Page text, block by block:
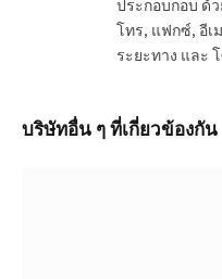
ประกอบกอบ ด้
โทร, แฟกซ์, อี
ระยะทาง และ
บริษัทอื่น ๆ ที่เกี่ยวข้องกัน